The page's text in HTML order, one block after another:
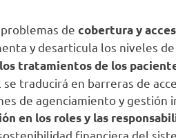
decobertura y
y desarticula los niveles
tratamientos de los
traducirá en barreras de
de agenciamiento y
en los roles y las
financiera del